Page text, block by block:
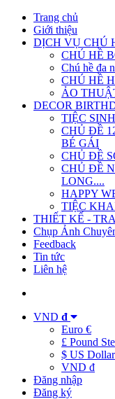
Trang chủ
Giới thiệu
DỊCH VỤ CHÚ
CHÚ HỀ
Chú hề đa
CHÚ HỀ
ẢO
DECOR
TIỆC
CHỦ ĐỀ
BÉ GÁI
CHỦ ĐỀ
CHỦ ĐỀ
LONG....
HAPPY
TIỆC
THIẾT KẾ -
Chụp Ảnh
Feedback
Tin tức
Liên hệ
VND đ
Euro €
£ Pound
$ US Dollar
VND đ
Đăng nhập
Đăng ký